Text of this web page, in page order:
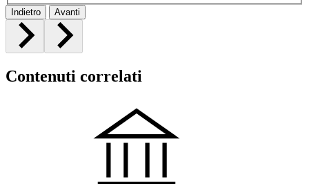
Indietro Avanti
Contenuti correlati